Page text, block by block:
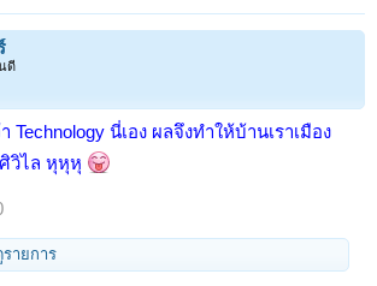
ดี
Technology นี่เอง ผลจึงทำให้บ้านเราเมือง
วิไล หุหุหุ
รายการ